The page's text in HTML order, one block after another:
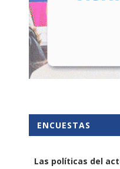
ENCUESTAS
Las políticas del